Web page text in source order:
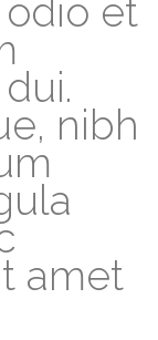
et
nibh
amet